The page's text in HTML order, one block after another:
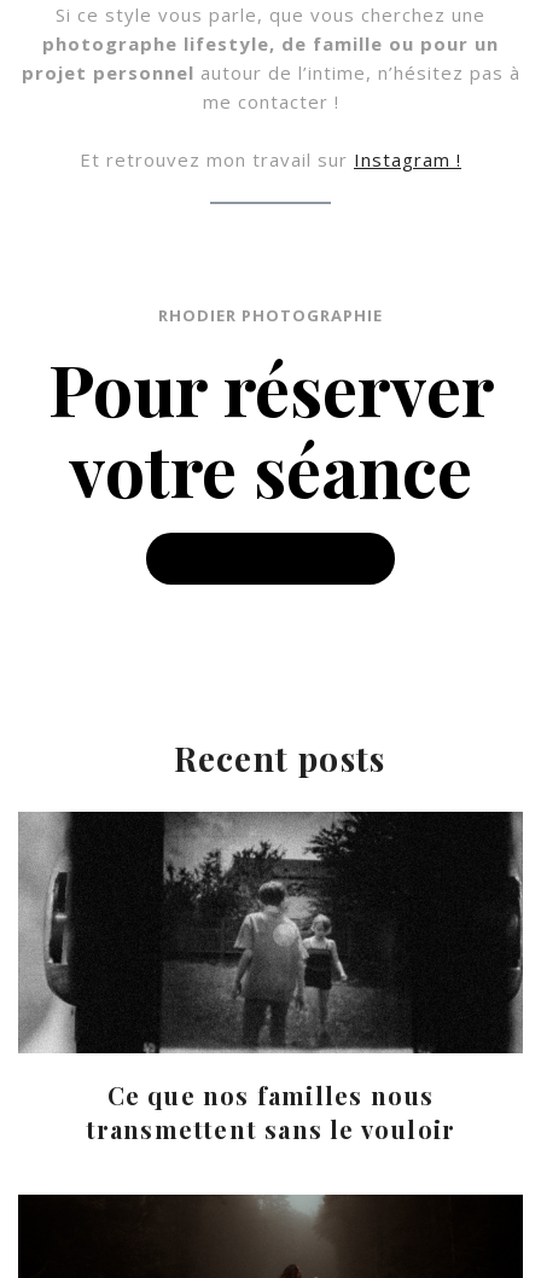
Si ce style vous parle, que vous cherchez une
photographe lifestyle, de famille ou pour un
projet personnel autour de l’intime, n’hésitez pas à
me contacter !
Et retrouvez mon travail sur Instagram !
RHODIER PHOTOGRAPHIE
Pour réserver
votre séance
Recent posts
Ce que nos familles nous
transmettent sans le vouloir